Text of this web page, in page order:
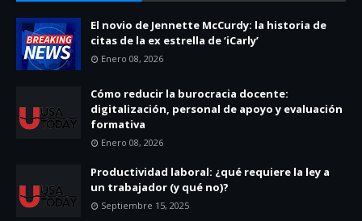
El novio de Jennette McCurdy: la historia de
citas de la ex estrella de ‘iCarly’
Enero 08, 2026
Cómo reducir la burocracia docente:
digitalización, personal de apoyo y evaluación
formativa
Enero 08, 2026
Productividad laboral: ¿qué requiere la ley a
un trabajador (y qué no)?
Septiembre 15, 2025